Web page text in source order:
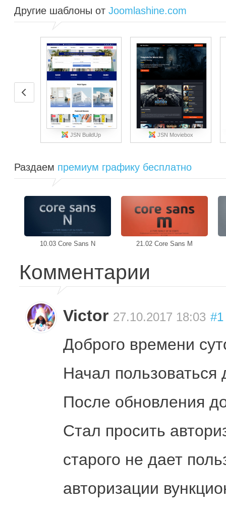
Другие шаблоны от Joomlashine.com
JSN BuildUp JSN Moviebox
Раздаем премиум графику бесплатно
10.03 Core Sans N 21.02 Core Sans M
Комментарии
Victor 27.10.2017 18:03 #1
Доброго времени
Начал
После обновления
Стал просить
старого не дает
авторизации